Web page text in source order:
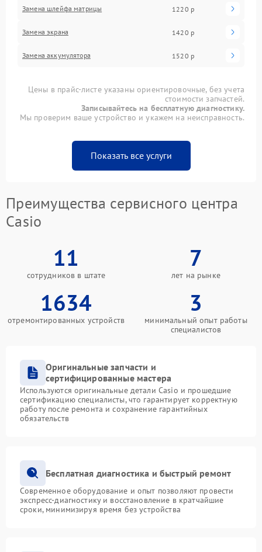
Замена шлейфа матрицы 1220 р
Замена экрана 1420 р
Замена аккумулятора 1520 р
Цены в прайс-листе указаны ориентировочные, без учета
стоимости запчастей.
Записывайтесь на бесплатную диагностику.
Мы проверим ваше устройство и укажем на неисправность.
Показать все услуги
Преимущества сервисного центра
Casio
11
сотрудников в штате
7
лет на рынке
1634
отремонтированных устройств
3
минимальный опыт работы
специалистов
Оригинальные запчасти и
сертифицированные мастера
Используются оригинальные детали Casio и прошедшие
сертификацию специалисты, что гарантирует корректную
работу после ремонта и сохранение гарантийных
обязательств
Бесплатная диагностика и быстрый ремонт
Современное оборудование и опыт позволяют провести
экспресс-диагностику и восстановление в кратчайшие
сроки, минимизируя время без устройства